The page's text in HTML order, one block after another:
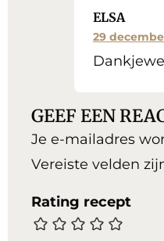
ELSA
29
GEEF EEN
Je e-mailadres
Vereiste velden
Rating recept